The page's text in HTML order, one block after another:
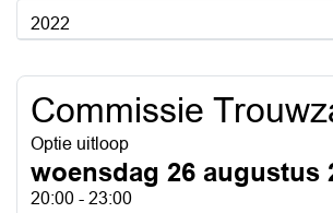
2022
Commissie
Optie uitloop
woensdag 26 augustus
20:00 - 23:00